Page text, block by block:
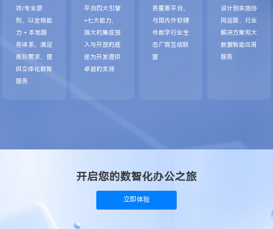
效/专业原
则，以全栈能
力 + 本地服
务体系，满足
高阶需求，提
供立体化数智
服务
平台四大引擎
+七大能力，
强大的集成接
入与开放的底
座为开发提供
卓越的支持
务重要平台，
与国内外软硬
件数字行业生
态厂商互结联
盟
设计到实施协
同运营、行业
解决方案和大
数据智能应用
服务
开启您的数智化办公之旅
立即体验